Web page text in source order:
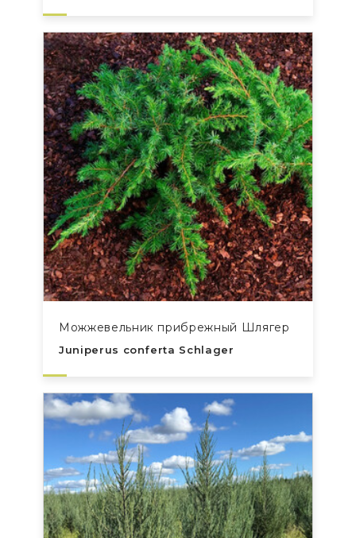
Можжевельник прибрежный Шлягер
Juniperus conferta Schlager